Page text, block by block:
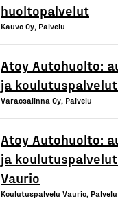
huoltopalvelut
Kauvo Oy, Palvelu
Atoy Autohuolto:
ja
Varaosalinna Oy, Palvelu
Atoy Autohuolto:
ja
Vaurio
Koulutuspalvelu Vaurio, Palvelu